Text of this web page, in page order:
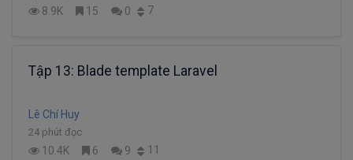
8.9K 15 0 7
Tập 13: Blade template Laravel
Lê Chí Huy
24 phút đọc
10.4K 6 9 11